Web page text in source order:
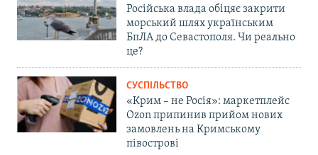
Російська влада обіцяє закрити
морський шлях українським
БпЛА до Севастополя. Чи реально
це?
СУСПІЛЬСТВО
«Крим – не Росія»: маркетплейс
Ozon припинив прийом нових
замовлень на Кримському
півострові